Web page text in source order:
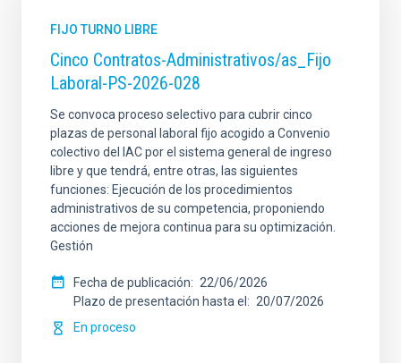
FIJO TURNO LIBRE
Cinco Contratos-Administrativos/as_Fijo
Laboral-PS-2026-028
Se convoca proceso selectivo para cubrir cinco
plazas de personal laboral fijo acogido a Convenio
colectivo del IAC por el sistema general de ingreso
libre y que tendrá, entre otras, las siguientes
funciones: Ejecución de los procedimientos
administrativos de su competencia, proponiendo
acciones de mejora continua para su optimización.
Gestión
Fecha de publicación
22/06/2026
Plazo de presentación hasta el
20/07/2026
En proceso